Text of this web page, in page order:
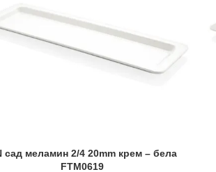
сад меламин 2/4 20mm крем – бела
FTM0619